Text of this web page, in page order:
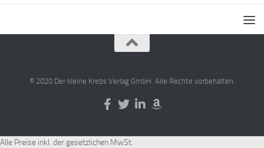
© 2020 Der kleine Krebs Verlag GmbH. Alle Rechte vorbehalten.
Alle Preise inkl. der gesetzlichen MwSt.